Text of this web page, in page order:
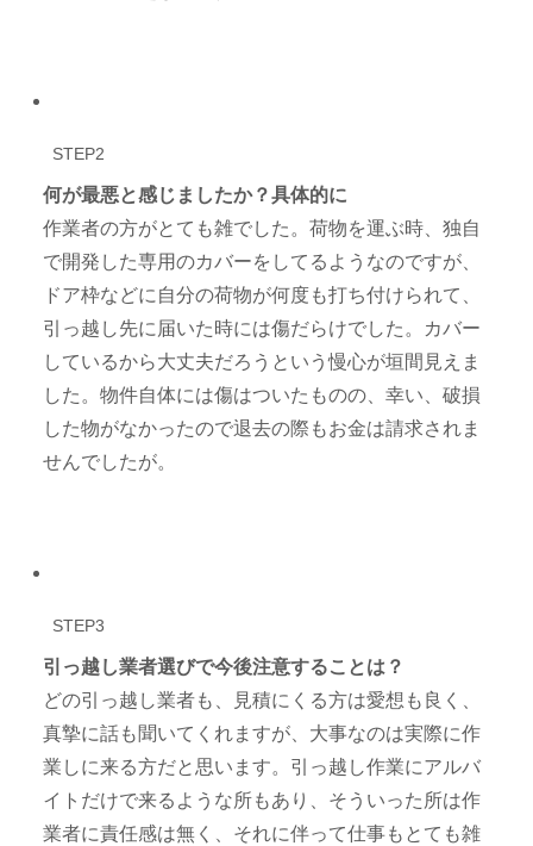
STEP2
何が最悪と感じましたか？具体的に
作業者の方がとても雑でした。荷物を運ぶ時、独自
で開発した専用のカバーをしてるようなのですが、
ドア枠などに自分の荷物が何度も打ち付けられて、
引っ越し先に届いた時には傷だらけでした。カバー
しているから大丈夫だろうという慢心が垣間見えま
した。物件自体には傷はついたものの、幸い、破損
した物がなかったので退去の際もお金は請求されま
せんでしたが。
STEP3
引っ越し業者選びで今後注意することは？
どの引っ越し業者も、見積にくる方は愛想も良く、
真摯に話も聞いてくれますが、大事なのは実際に作
業しに来る方だと思います。引っ越し作業にアルバ
イトだけで来るような所もあり、そういった所は作
業者に責任感は無く、それに伴って仕事もとても雑